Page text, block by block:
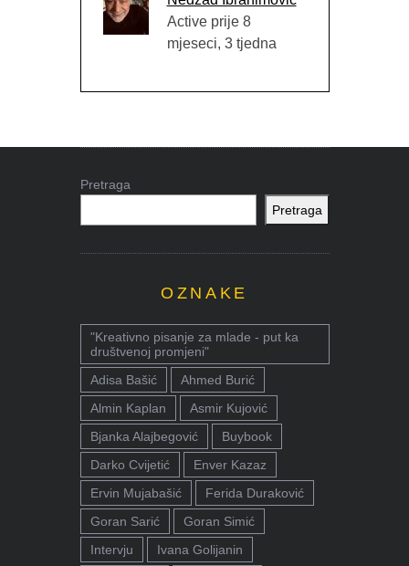
Active prije 8
mjeseci, 3 tjedna
Pretraga
Pretraga
OZNAKE
"Kreativno pisanje za mlade - put ka
društvenoj promjeni"
Adisa Bašić
Ahmed Burić
Almin Kaplan
Asmir Kujović
Bjanka Alajbegović
Buybook
Darko Cvijetić
Enver Kazaz
Ervin Mujabašić
Ferida Duraković
Goran Sarić
Goran Simić
Intervju
Ivana Golijanin